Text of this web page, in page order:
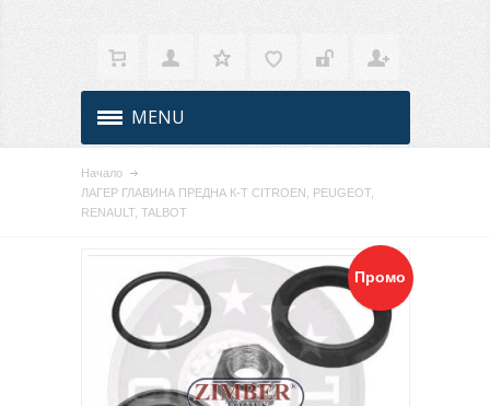
MENU
Начало
ЛАГЕР ГЛАВИНА ПРЕДНА К-Т CITROEN, PEUGEOT,
RENAULT, TALBOT
Промо